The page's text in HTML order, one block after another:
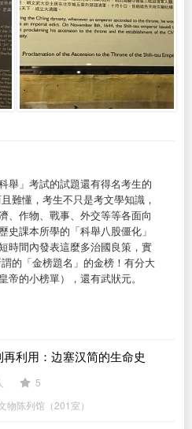
舉」考試的試題還有得名考生的
難懂，考生不只是考文學知識，
、作物、戰事、外交等等各面向
史課本所學的「科舉八股僵化」
時間內發表這麼多治國良策，實
的「金榜題名」的金榜！有分大
帝的小榜單），還有武狀元。
利用：边塞汉简的生命史
5
物陈列馆（201室）